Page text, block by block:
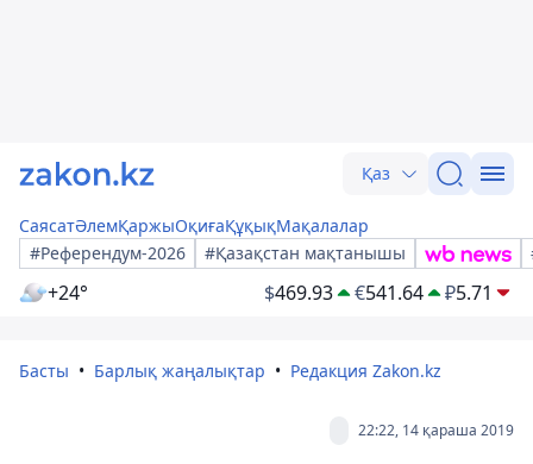
Қаз
СаясатӘлемҚаржыОқиғаҚұқықМақалалар
#Референдум-2026
#Қазақстан мақтанышы
+24° $469.93 €541.64 ₽5.71
Басты Барлық жаңалықтар Редакция Zakon.kz
22:22, 14 қараша 2019